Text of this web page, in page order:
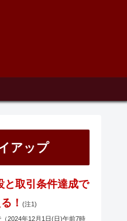
アップ
と取引条件達成で
！ (注1)
2024年12月1日(日)午前7時